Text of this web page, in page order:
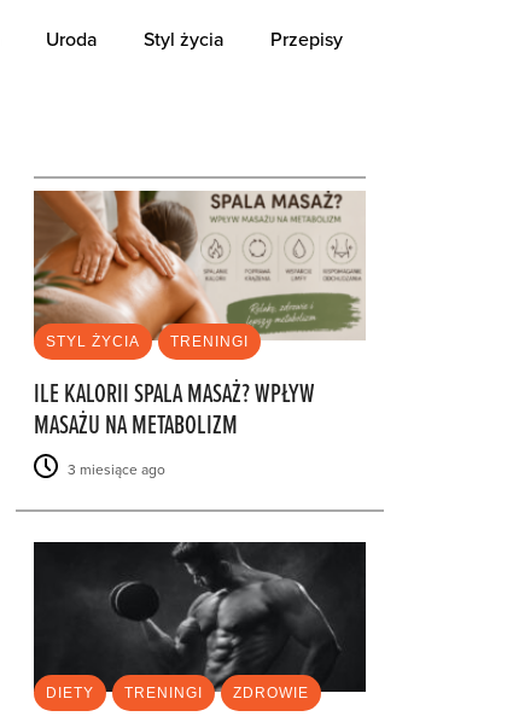
Uroda Styl życia Przepisy
STYL ŻYCIA TRENINGI
ILE KALORII SPALA MASAŻ? WPŁYW
MASAŻU NA METABOLIZM
3 miesiące ago
DIETY TRENINGI ZDROWIE